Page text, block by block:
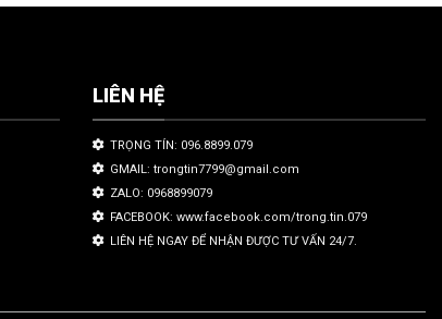
LIÊN HỆ
TRỌNG TÍN: 096.8899.079
GMAIL: trongtin7799@gmail.com
ZALO: 0968899079
FACEBOOK: www.facebook.com/trong.tin.079
LIÊN HỆ NGAY ĐỂ NHẬN ĐƯỢC TƯ VẤN 24/7.